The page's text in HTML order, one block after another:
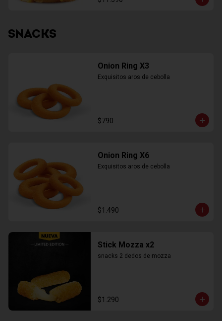
SNACKS
Onion Ring X3
Exquisitos aros de cebolla
$790
Onion Ring X6
Exquisitos aros de cebolla
$1.490
Stick Mozza x2
snacks 2 dedos de mozza
$1.290